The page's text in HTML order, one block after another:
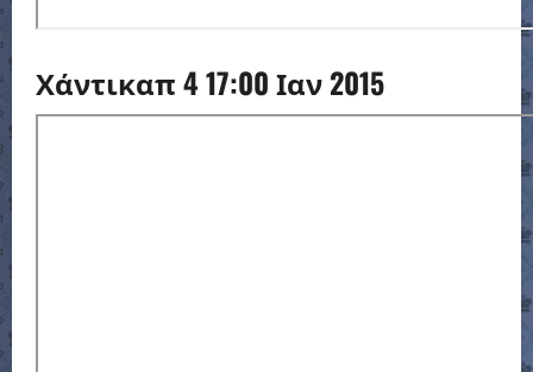
Χάντικαπ 4 17:00 Ιαν 2015